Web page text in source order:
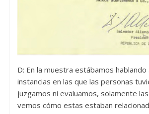
D: En la muestra estábamos
instancias en las que las personas
juzgamos ni evaluamos, solamente
vemos cómo estas estaban